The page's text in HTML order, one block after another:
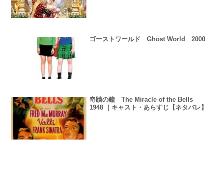
ゴーストワールド Ghost World 2000
奇蹟の鐘 The Miracle of the Bells
1948 ｜キャスト・あらすじ【ネタバレ】